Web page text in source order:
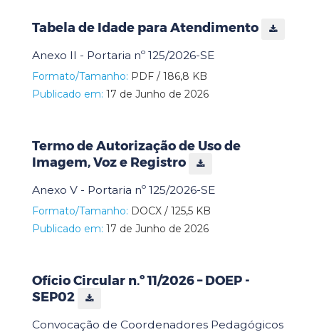
Tabela de Idade para Atendimento
Anexo II - Portaria nº 125/2026-SE
Formato/Tamanho: PDF / 186,8 KB
Publicado em: 17 de Junho de 2026
Termo de Autorização de Uso de
Imagem, Voz e Registro
Anexo V - Portaria nº 125/2026-SE
Formato/Tamanho: DOCX / 125,5 KB
Publicado em: 17 de Junho de 2026
Ofício Circular n.º 11/2026 – DOEP -
SEP02
Convocação de Coordenadores Pedagógicos